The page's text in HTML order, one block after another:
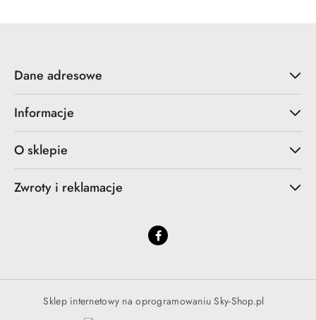
Dane adresowe
Informacje
O sklepie
Zwroty i reklamacje
Sklep internetowy na oprogramowaniu Sky-Shop.pl